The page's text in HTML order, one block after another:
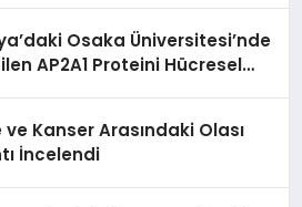
Osaka Üniversitesi’nde
AP2A1 Proteini Hücresel
Etkileyebilir
ve Kanser Arasındaki Olası
İncelendi